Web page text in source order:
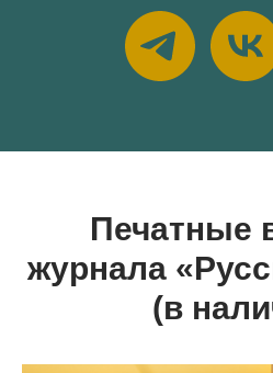
Печатные
журнала
(в